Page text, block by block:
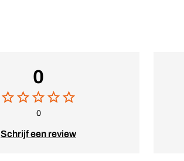
0
0
Schrijf een review